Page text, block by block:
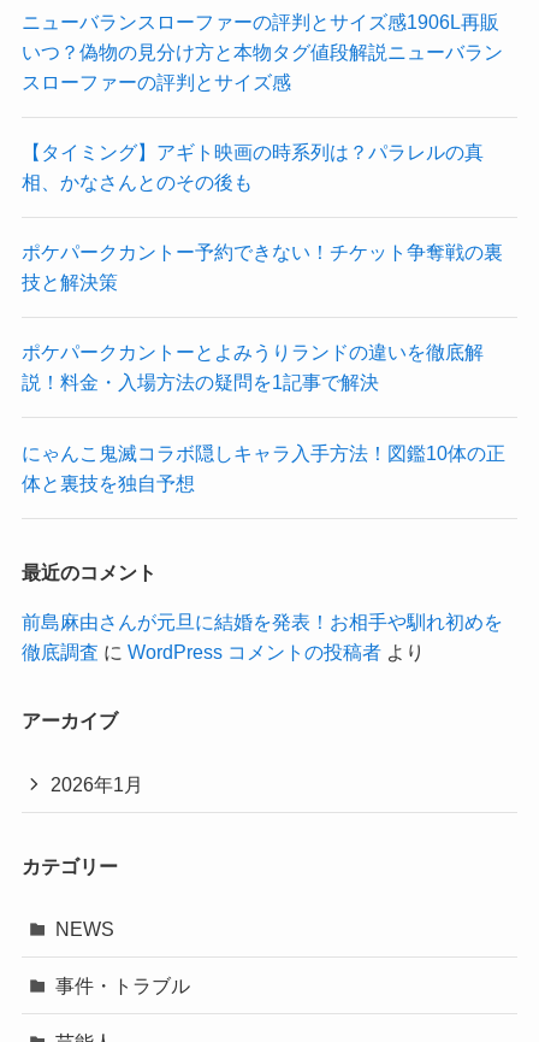
ニューバランスローファーの評判とサイズ感1906L再販
いつ？偽物の見分け方と本物タグ値段解説ニューバラン
スローファーの評判とサイズ感
【タイミング】アギト映画の時系列は？パラレルの真
相、かなさんとのその後も
ポケパークカントー予約できない！チケット争奪戦の裏
技と解決策
ポケパークカントーとよみうりランドの違いを徹底解
説！料金・入場方法の疑問を1記事で解決
にゃんこ鬼滅コラボ隠しキャラ入手方法！図鑑10体の正
体と裏技を独自予想
最近のコメント
前島麻由さんが元旦に結婚を発表！お相手や馴れ初めを
徹底調査 に WordPress コメントの投稿者より
アーカイブ
2026年1月
カテゴリー
NEWS
事件・トラブル